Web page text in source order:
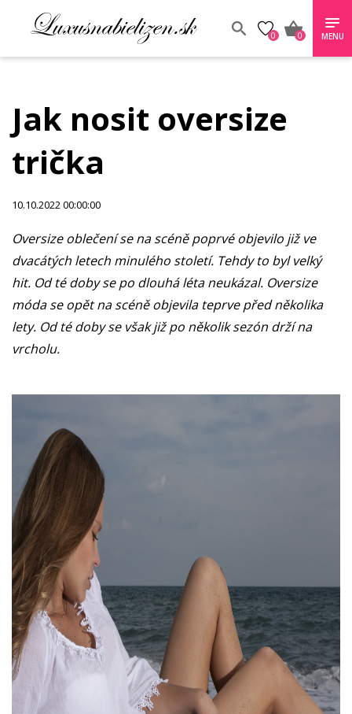
0 0 MENU
Jak nosit oversize
trička
10.10.2022 00:00:00
Oversize oblečení se na scéně poprvé objevilo již ve
dvacátých letech minulého století. Tehdy to byl velký
hit. Od té doby se po dlouhá léta neukázal. Oversize
móda se opět na scéně objevila teprve před několika
lety. Od té doby se však již po několik sezón drží na
vrcholu.